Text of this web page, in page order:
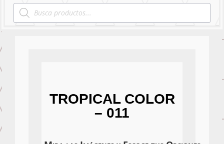
Products
search
TROPICAL COLOR
– 011